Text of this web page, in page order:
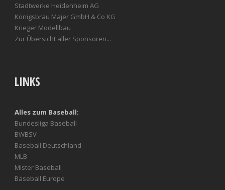
Stadtwerke Heidenheim AG
Königsbräu Majer GmbH & Co KG
Krieger Modellbau
Zur Übersicht aller Sponsoren...
LINKS
Alles zum Baseball:
Bundesliga Baseball
BWBSV
Baseball Deutschland
MLB
Mister Baseball
Baseball Europe